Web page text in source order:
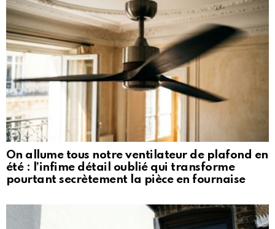
On allume tous notre ventilateur de plafond en
été : l’infime détail oublié qui transforme
pourtant secrètement la pièce en fournaise